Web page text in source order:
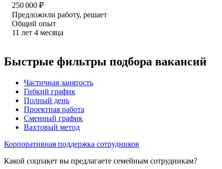
250 000 ₽
Предложили работу, решает
Общий опыт
11 лет 4 месяца
Быстрые фильтры подбора вакансий
Частичная занятость
Гибкий график
Полный день
Проектная работа
Сменный график
Вахтовый метод
Корпоративная поддержка сотрудников
Какой соцпакет вы предлагаете семейным сотрудникам?